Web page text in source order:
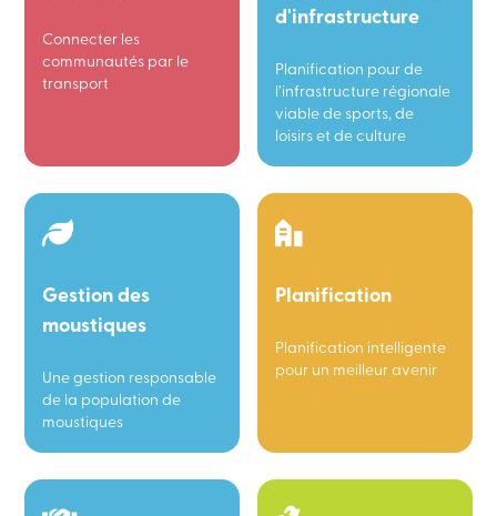
Connecter les
communautés par le
transport
d'infrastructure
Planification pour de
l’infrastructure régionale
viable de sports, de
loisirs et de culture
Gestion des
moustiques
Une gestion responsable
de la population de
moustiques
Planification
Planification intelligente
pour un meilleur avenir